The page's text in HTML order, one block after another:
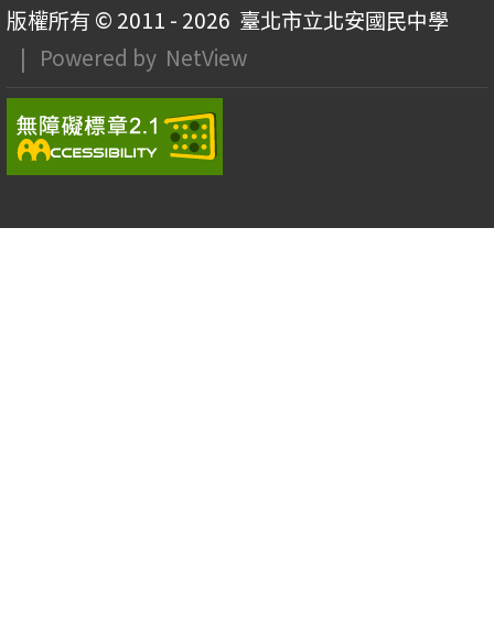
版權所有 © 2011 - 2026 臺北市立北安國民中學
| Powered by NetView